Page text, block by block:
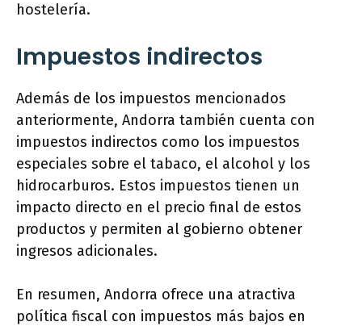
hostelería.
Impuestos indirectos
Además de los impuestos mencionados
anteriormente, Andorra también cuenta con
impuestos indirectos como los impuestos
especiales sobre el tabaco, el alcohol y los
hidrocarburos. Estos impuestos tienen un
impacto directo en el precio final de estos
productos y permiten al gobierno obtener
ingresos adicionales.
En resumen, Andorra ofrece una atractiva
política fiscal con impuestos más bajos en